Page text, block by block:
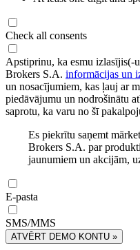
Check all consents
Apstiprinu, ka esmu
Brokers S.A. informācijas un
un nosacījumiem, kas ļauj ar
piedāvājumu un nodrošinātu
saprotu, ka varu no šī
Es piekrītu saņemt
Brokers S.A. par
jaunumiem un akcijām,
E-pasta
SMS/MMS
ATVĒRT DEMO KONTU »